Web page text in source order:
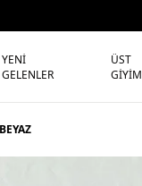
YENİ
GELENLER
ÜST
GİYİM